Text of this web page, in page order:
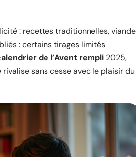
: recettes traditionnelles, viande
: certains tirages limités
de l’Avent rempli 2025,
sans cesse avec le plaisir du